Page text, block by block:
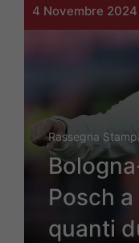
4 Novembre
Rassegna
Posch
quanti